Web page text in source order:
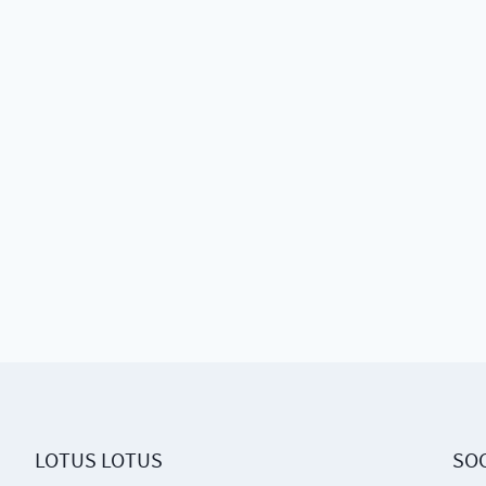
LOTUS LOTUS